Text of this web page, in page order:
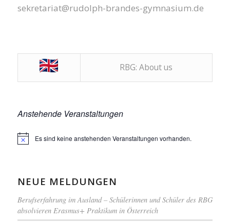
sekretariat@rudolph-brandes-gymnasium.de
RBG: About us
Anstehende Veranstaltungen
HinweisEs sind keine anstehenden Veranstaltungen vorhanden.
NEUE MELDUNGEN
Berufserfahrung im Ausland – Schülerinnen und Schüler des RBG
absolvieren Erasmus+ Praktikum in Österreich